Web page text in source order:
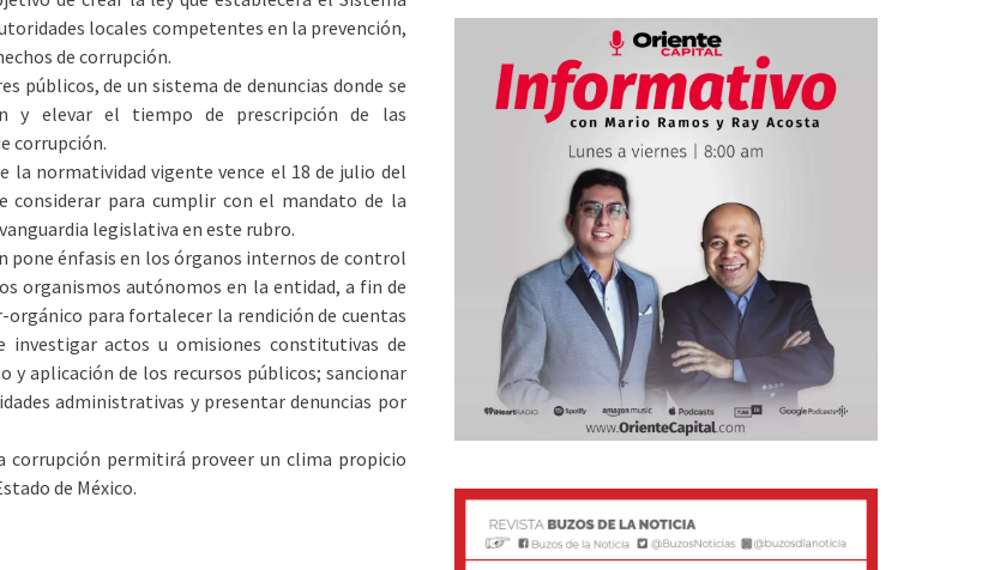
locales competentes en la prevención,
de corrupción.
públicos, de un sistema de denuncias donde se
y elevar el tiempo de prescripción de las
corrupción.
la normatividad vigente vence el 18 de julio del
considerar para cumplir con el mandato de la
legislativa en este rubro.
énfasis en los órganos internos de control
organismos autónomos en la entidad, a fin de
para fortalecer la rendición de cuentas
actos u omisiones constitutivas de
y aplicación de los recursos públicos; sancionar
administrativas y presentar denuncias por
corrupción permitirá proveer un clima propicio
de México.